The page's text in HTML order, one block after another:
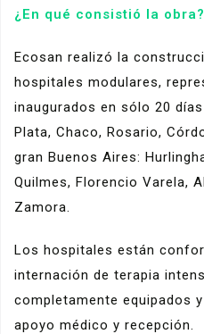
¿En qué consistió la obra?
Ecosan realizó la
hospitales modulares,
inaugurados en sólo 20
Plata, Chaco, Rosario,
gran Buenos Aires:
Quilmes, Florencio Varela,
Zamora.
Los hospitales están
internación de terapia
completamente equipados
apoyo médico y recepción.